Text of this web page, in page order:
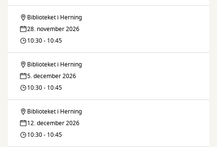
Børnebibliotekaren
læser
Biblioteket i Herning
28. november 2026
10:30 - 10:45
Børnebibliotekaren
læser
Biblioteket i Herning
5. december 2026
10:30 - 10:45
Børnebibliotekaren
læser
Biblioteket i Herning
12. december 2026
10:30 - 10:45